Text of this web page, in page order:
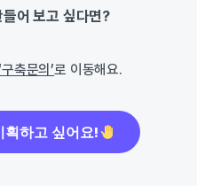
어 보고 싶다면?
구축문의’로 이동해요.
획하고 싶어요!